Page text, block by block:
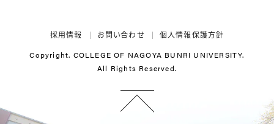
個人情報保護方針
お問い合わせ
採用情報
Copyright. COLLEGE OF NAGOYA BUNRI UNIVERSITY.
All Rights Reserved.